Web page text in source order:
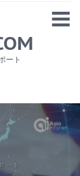
ート